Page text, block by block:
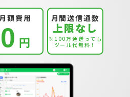
月額費用
0 円
月間送信通数
上限なし
※100万通送っても
ツール代無料！